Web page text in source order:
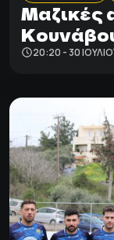
Μαζικές
20:20 - 30